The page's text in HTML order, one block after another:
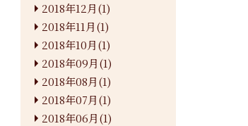
2018年12月(1)
2018年11月(1)
2018年10月(1)
2018年09月(1)
2018年08月(1)
2018年07月(1)
2018年06月(1)